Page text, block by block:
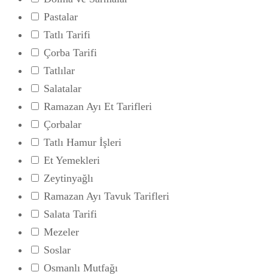
Pastalar
Tatlı Tarifi
Çorba Tarifi
Tatlılar
Salatalar
Ramazan Ayı Et Tarifleri
Çorbalar
Tatlı Hamur İşleri
Et Yemekleri
Zeytinyağlı
Ramazan Ayı Tavuk Tarifleri
Salata Tarifi
Mezeler
Soslar
Osmanlı Mutfağı